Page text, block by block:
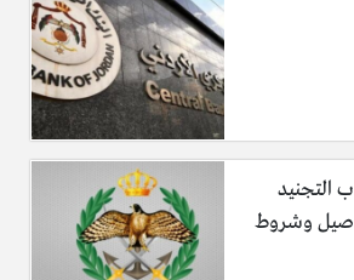
التجنيد
وشروط